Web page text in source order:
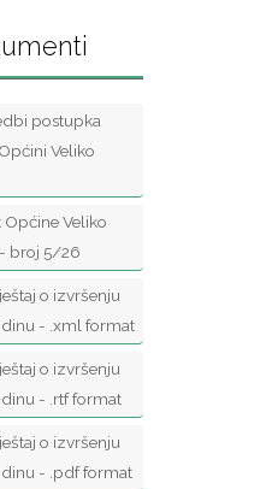
postupka
Veliko
Veliko
- broj 5/26
o izvršenju
- .xml format
o izvršenju
- .rtf format
o izvršenju
- .pdf format